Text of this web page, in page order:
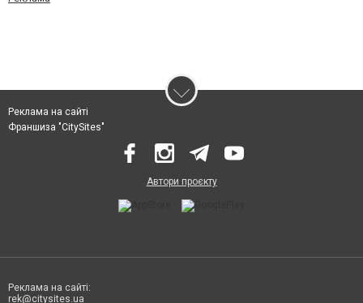
Реклама на сайті
Франшиза "CitySites"
Автори проєкту
Реклама на сайті:
rek@citysites.ua